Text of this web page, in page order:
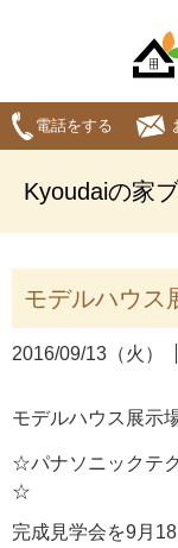
電話をする
Kyoudaiの家
モデルハウス
2016/09/13（火）
モデルハウス展示
☆パナソニックテ
☆
完成見学会を9月